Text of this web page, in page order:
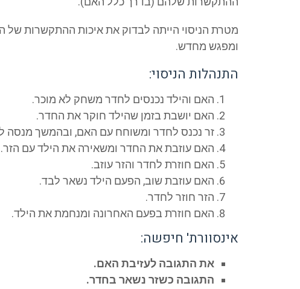
מטרת הניסוי הייתה לבדוק את איכות ההתקשרות של
ומפגש מחדש.
התנהלות הניסוי:
האם והילד נכנסים לחדר משחק לא מוכר.
האם יושבת בזמן שהילד חוקר את החדר.
זר נכנס לחדר ומשוחח עם האם, ובהמשך מנסה
האם עוזבת את החדר ומשאירה את הילד עם הזר.
האם חוזרת לחדר והזר עוזב.
האם עוזבת שוב, הפעם הילד נשאר לבד.
הזר חוזר לחדר.
האם חוזרת בפעם האחרונה ומנחמת את הילד.
אינסוורת' חיפשה:
את התגובה לעזיבת האם.
התגובה כשזר נשאר בחדר.